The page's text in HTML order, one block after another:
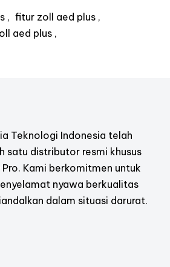
fitur zoll aed plus
aed plus
Teknologi Indonesia telah
satu distributor resmi khusus
Pro. Kami berkomitmen untuk
nyawa berkualitas
dalam situasi darurat.